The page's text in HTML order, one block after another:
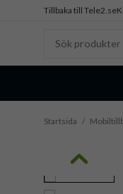
Tillbaka till Tele2.se
Startsida /